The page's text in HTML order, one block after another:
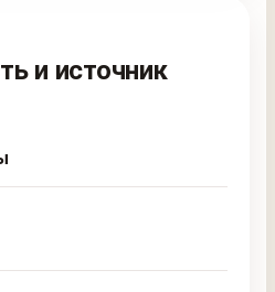
и источник